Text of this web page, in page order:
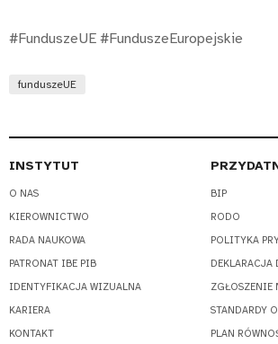
#FunduszeUE #FunduszeEuropejskie
funduszeUE
INSTYTUT
O NAS
KIEROWNICTWO
RADA NAUKOWA
PATRONAT IBE PIB
IDENTYFIKACJA WIZUALNA
KARIERA
KONTAKT
BIP
RODO
POLITYKA
DEKLARACJA
ZGŁOSZENIE
STANDARDY
PLAN